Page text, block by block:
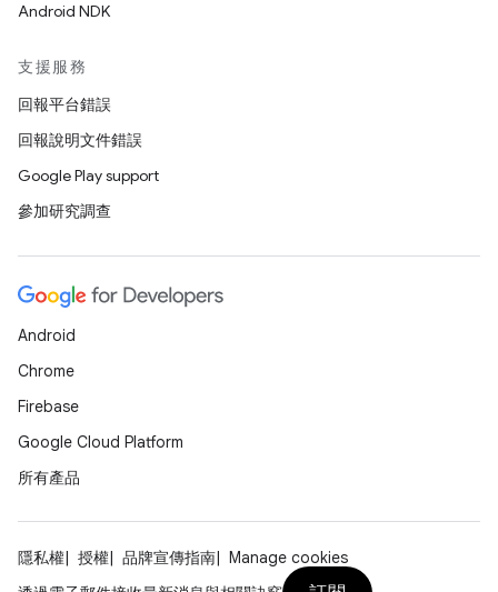
Android NDK
支援服務
回報平台錯誤
回報說明文件錯誤
Google Play support
參加研究調查
Android
Chrome
Firebase
Google Cloud Platform
所有產品
隱私權 授權 品牌宣傳指南
Manage cookies